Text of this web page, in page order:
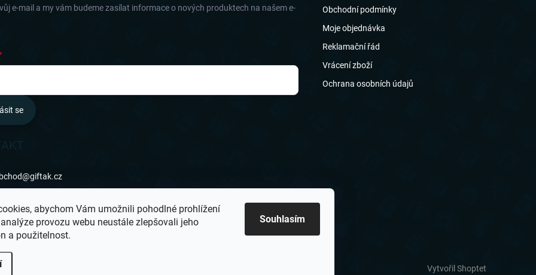
abychom Vám umožnili pohodlné prohlížení
provozu webu neustále zlepšovali jeho
a použitelnost.
Souhlasím
e-mail a my vám budeme zasílat informace o nových produktech na našem e-
se
Obchodní podmínky
Moje objednávka
Reklamační řád
Vrácení zboží
Ochrana osobních údajů
@giftak.cz
se mi líbí!
Vytvořil Shoptet